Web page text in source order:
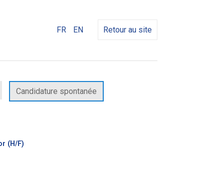
FR EN Retour au site
Candidature spontanée
(H/F)